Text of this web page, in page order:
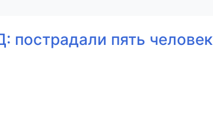
пострадали пять человек